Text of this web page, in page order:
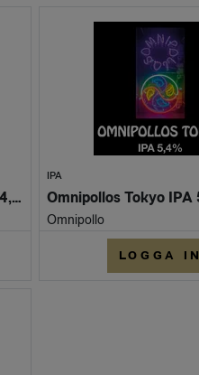
Omnipollo Pilsner Gluten-Free 4,8% (Burk 330ml) - 2 KR PANT
IPA
Omnipollo
LOGGA IN